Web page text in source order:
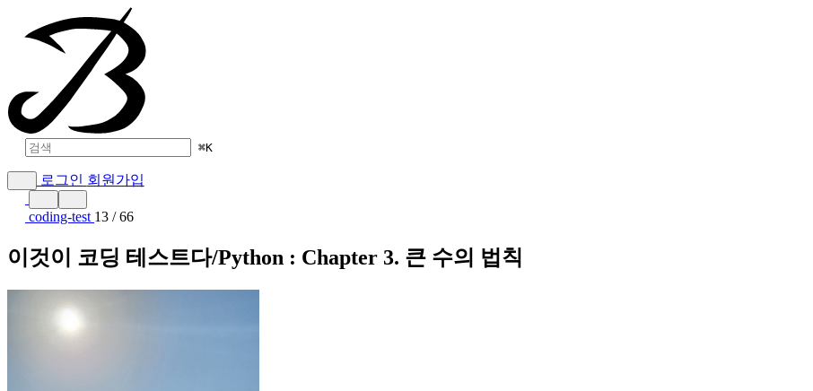
⌘K
로그인 회원가입
coding-test 13 / 66
이것이 코딩 테스트다/Python : Chapter 3. 큰 수의 법칙